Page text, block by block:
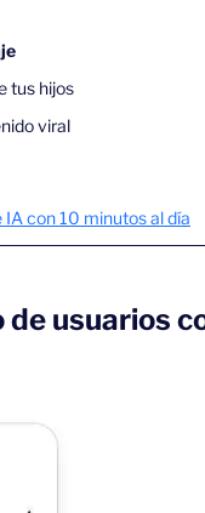
tus hijos
viral
IA con 10 minutos al día
usuarios